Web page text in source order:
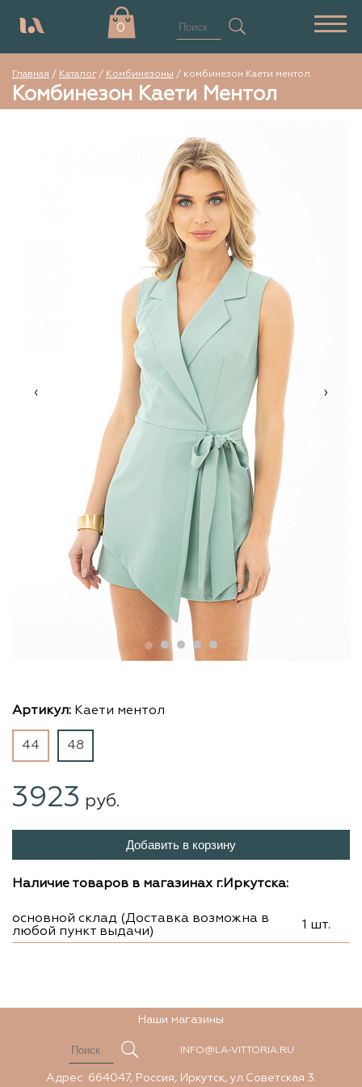
0
Главная / Каталог/ Комбинезоны / комбинезон Каети ментол
Комбинезон Каети Ментол
‹ ›
Артикул: Каети ментол
44 48
3923 руб.
Добавить в корзину
Наличие товаров в магазинах г.Иркутска:
основной склад (Доставка возможна в
любой пункт выдачи)
1 шт.
Наши магазины
INFO@LA-VITTORIA.RU
Адрес: 664047, Россия, Иркутск, ул.Советская 3.